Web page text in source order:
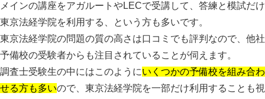
メインの講座をアガルートやLECで受講して、 答練と模試だけ
東京法経学院を利用する
、という方も多いです。
東京法経学院の問題の質の高さは口コミでも評判なので、他社
予備校の受験者からも注目されていることが伺えます。
調査士受験生の中にはこのようにいくつかの予備校を組み合わ
せる方も多いので、東京法経学院を一部だけ利用することも視